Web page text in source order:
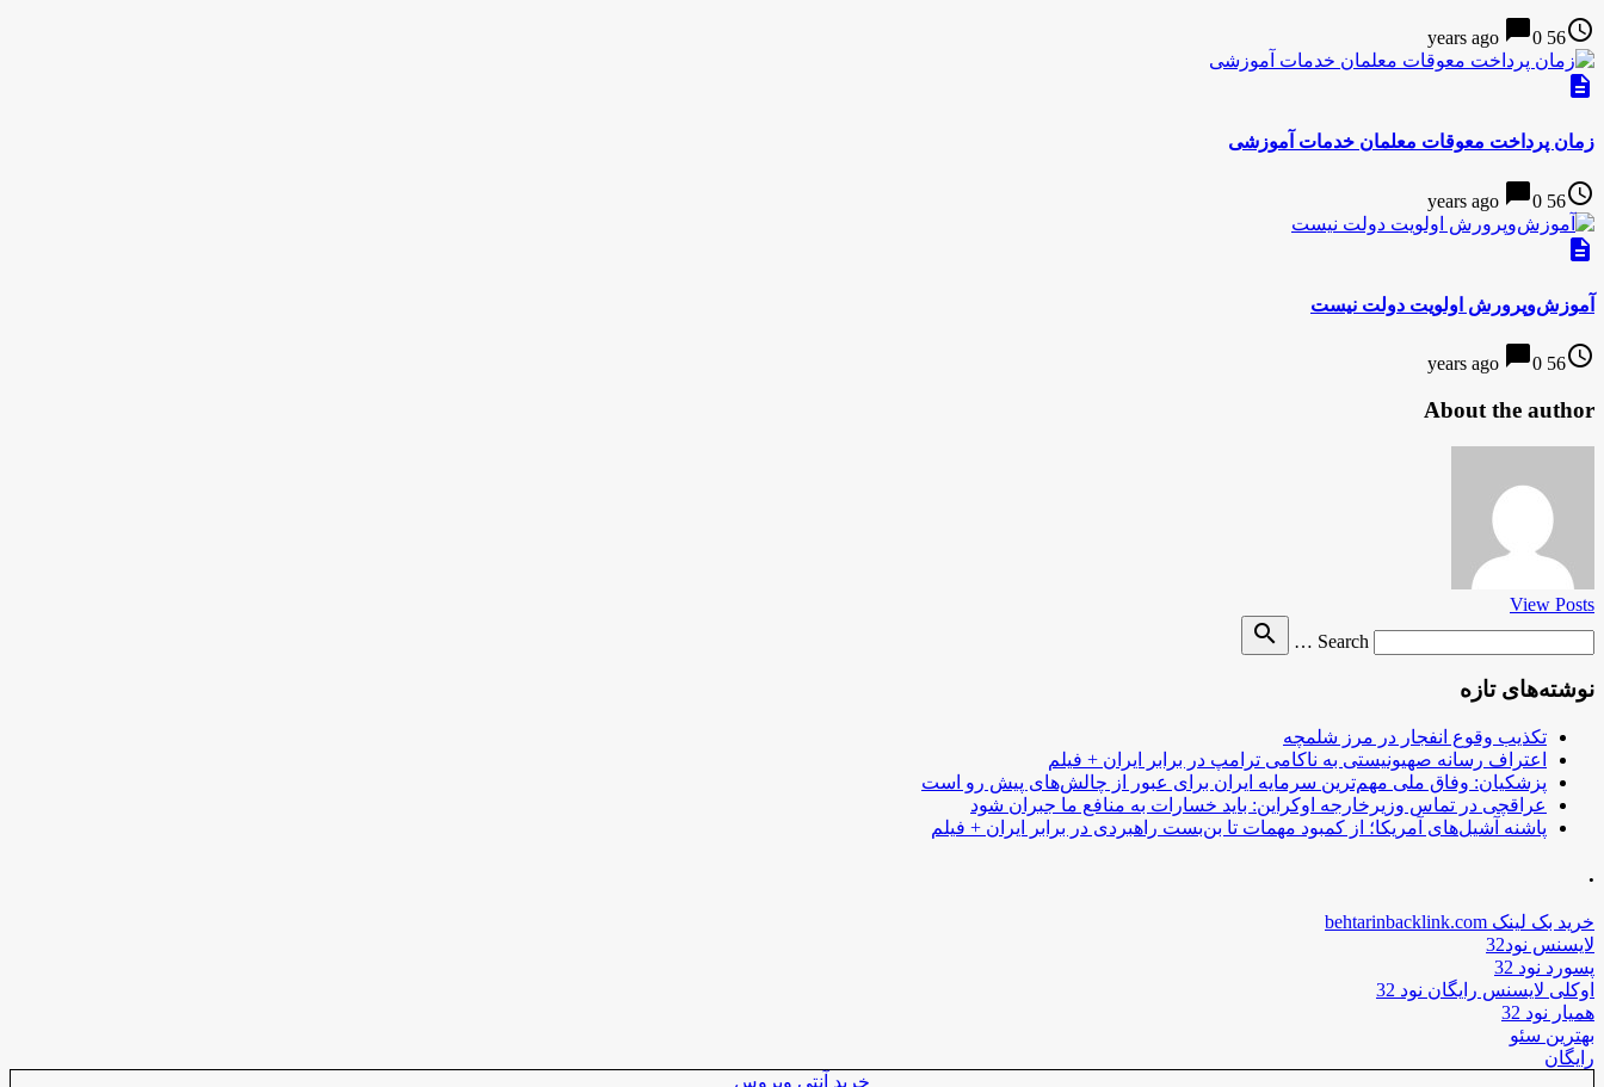
access_time
56 years ago
chat_bubble0
description
زمان پرداخت معوقات معلمان خدمات آموزشی
access_time
56 years ago
chat_bubble0
description
آموزش‌وپرورش اولویت دولت نیست
access_time
56 years ago
chat_bubble0
About the author
View Posts
Search …
search
نوشته‌های تازه
تکذیب وقوع انفجار در مرز شلمچه
اعتراف رسانه صهیونیستی به ناکامی ترامپ در برابر ایران + فیلم
پزشکیان: وفاق ملی مهم‌ترین سرمایه ایران برای عبور از چالش‌های پیش رو است
عراقچی در تماس وزیرخارجه اوکراین: باید خسارات به منافع ما جبران شود
پاشنه آشیل‌های آمریکا؛ از کمبود مهمات تا بن‌بست راهبردی در برابر ایران + فیلم
.
خرید بک لینک behtarinbacklink.com
لایسنس نود32
پسورد نود 32
اوکلی لایسنس رایگان نود 32
همیار نود 32
بهترین سئو
رایگان
خرید آنتی ویروس